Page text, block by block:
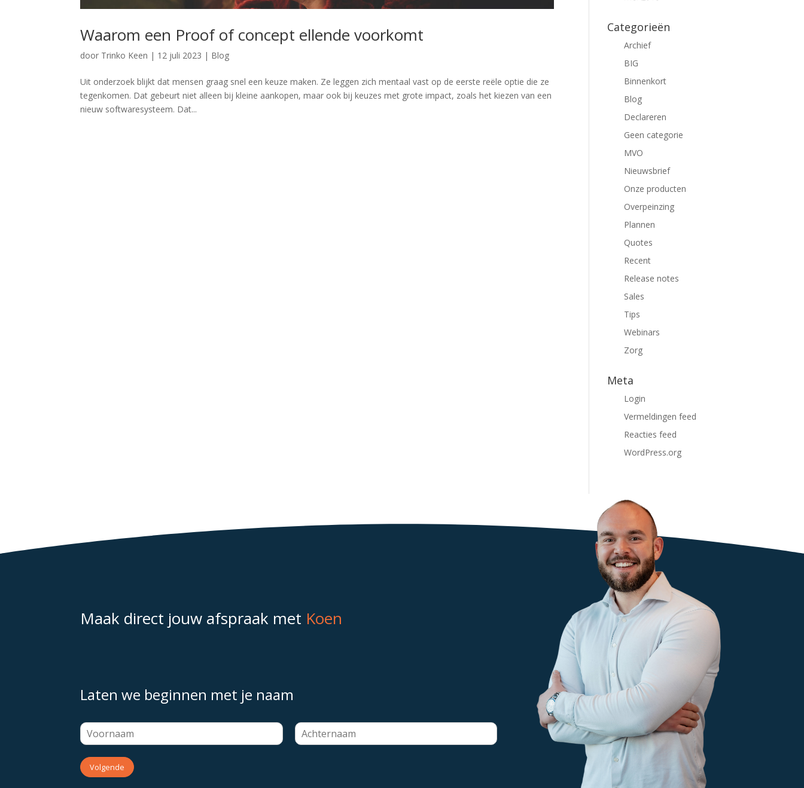
Waarom een Proof of concept ellende voorkomt
door Trinko Keen | 12 juli 2023 | Blog
Uit onderzoek blijkt dat mensen graag snel een keuze maken. Ze leggen zich mentaal vast op de eerste reële optie die ze
tegenkomen. Dat gebeurt niet alleen bij kleine aankopen, maar ook bij keuzes met grote impact, zoals het kiezen van een
nieuw softwaresysteem. Dat...
Categorieën
Archief
BIG
Binnenkort
Blog
Declareren
Geen categorie
MVO
Nieuwsbrief
Onze producten
Overpeinzing
Plannen
Quotes
Recent
Release notes
Sales
Tips
Webinars
Zorg
Meta
Login
Vermeldingen feed
Reacties feed
WordPress.org
Maak direct jouw afspraak met Koen
Laten we beginnen met je naam
Volgende